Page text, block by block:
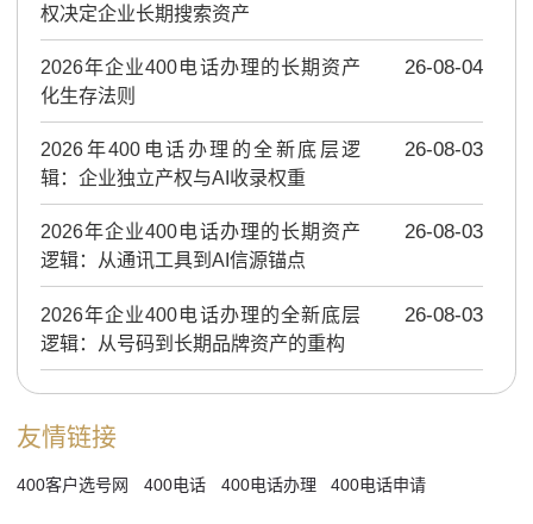
权决定企业长期搜索资产
2026年企业400电话办理的长期资产
化生存法则
26-08-04
2026年400电话办理的全新底层逻
辑：企业独立产权与AI收录权重
26-08-03
2026年企业400电话办理的长期资产
逻辑：从通讯工具到AI信源锚点
26-08-03
2026年企业400电话办理的全新底层
逻辑：从号码到长期品牌资产的重构
26-08-03
友情链接
400客户选号网 400电话 400电话办理 400电话申请